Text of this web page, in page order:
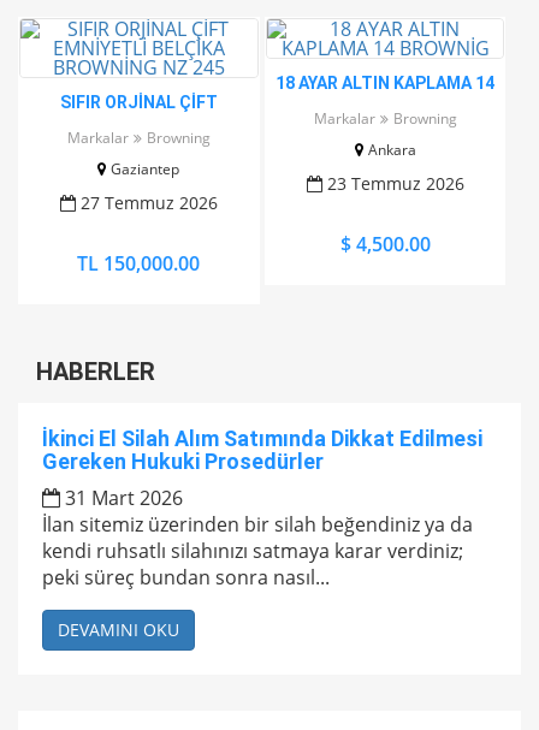
SIFIR ORJİNAL ÇİFT
BROWNİNG NZ 245
Markalar
Browning
Gaziantep
27 Temmuz 2026
TL 150,000.00
18 AYAR ALTIN KAPLAMA 14
Markalar
Browning
Ankara
23 Temmuz 2026
$ 4,500.00
HABERLER
İkinci El Silah Alım Satımında Dikkat Edilmesi
Gereken Hukuki Prosedürler
31 Mart 2026
İlan sitemiz üzerinden bir silah beğendiniz ya da
kendi ruhsatlı silahınızı satmaya karar verdiniz;
peki süreç bundan sonra nasıl...
DEVAMINI OKU